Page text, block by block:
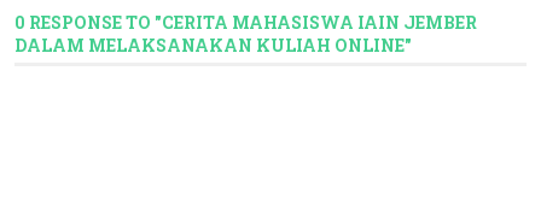
0 RESPONSE TO "CERITA MAHASISWA IAIN JEMBER
DALAM MELAKSANAKAN KULIAH ONLINE"